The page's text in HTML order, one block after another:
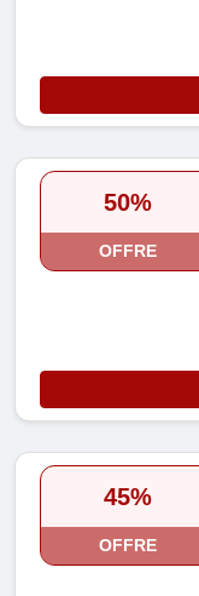
50%
OFFRE
45%
OFFRE